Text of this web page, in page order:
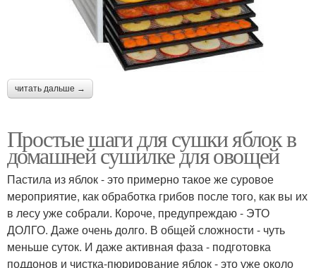
читать дальше →
Простые шаги для сушки яблок в
домашней сушилке для овощей
Пастила из яблок - это примерно такое же суровое
мероприятие, как обработка грибов после того, как вы их
в лесу уже собрали. Короче, предупреждаю - ЭТО
ДОЛГО. Даже очень долго. В общей сложности - чуть
меньше суток. И даже активная фаза - подготовка
поддонов и чистка-пюрирование яблок - это уже около